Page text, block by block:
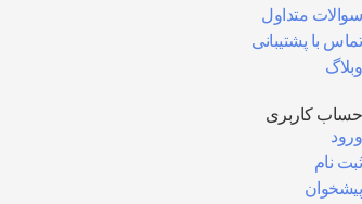
سوالات متداول
تماس با پشتیبانی
وبلاگ
حساب کاربری
ورود
ثبت نام
پیشخوان